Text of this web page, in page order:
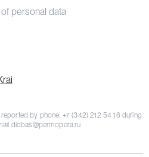
of personal data
by phone: +7 (342) 212 54 16during
dlobas@permopera.ru